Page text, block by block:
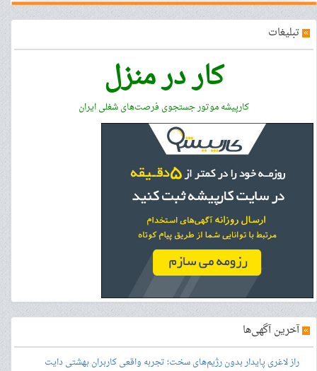
» تبلیغات
کار در منزل
کارپیشه موتور جستجوی فرصت‌های شغلی ایران
»آخرین آگهی‌ها
راز لاغری پایدار بدون رژیم‌های سخت؛ تجربه واقعی کاربران بهشتی دایت